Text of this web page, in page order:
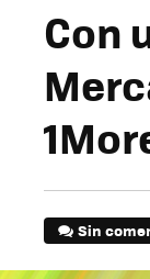
Con
Sin